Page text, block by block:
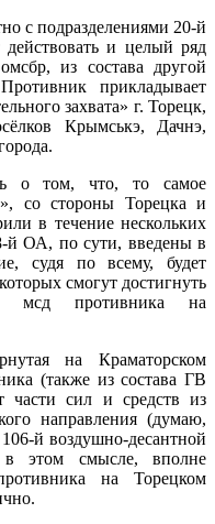
с подразделениями 20-й
и целый ряд
из состава другой
прикладывает
захвата» г. Торецк,
Крымськэ, Дачнэ,
о том, что, то самое
со стороны Торецка и
в течение нескольких
й ОА, по сути, введены в
судя по всему, будет
смогут достигнуть
мсд противника на
на Краматорском
(также из состава ГВ
части сил и средств из
направления (думаю,
й воздушно-десантной
этом смысле, вполне
на Торецком